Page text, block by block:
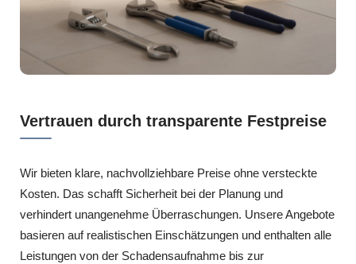
Vertrauen durch transparente Festpreise
Wir bieten klare, nachvollziehbare Preise ohne versteckte
Kosten. Das schafft Sicherheit bei der Planung und
verhindert unangenehme Überraschungen. Unsere Angebote
basieren auf realistischen Einschätzungen und enthalten alle
Leistungen von der Schadensaufnahme bis zur